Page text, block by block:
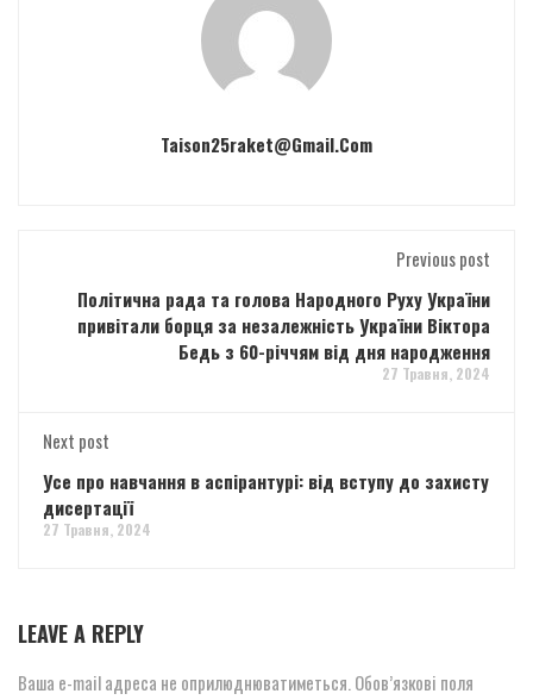
Taison25raket@gmail.com
Previous post
Політична рада та голова Народного Руху України
привітали борця за незалежність України Віктора
Бедь з 60-річчям від дня народження
27 Травня, 2024
Next post
Усе про навчання в аспірантурі: від вступу до захисту
дисертації
27 Травня, 2024
LEAVE A REPLY
Ваша e-mail адреса не оприлюднюватиметься. Обов’язкові поля